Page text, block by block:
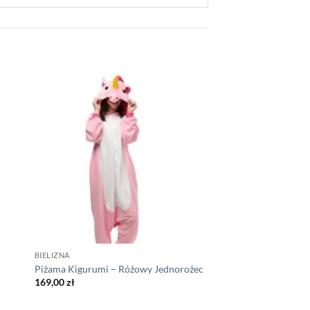
BIELIZNA
Piżama Kigurumi – Różowy Jednorożec
169,00zł